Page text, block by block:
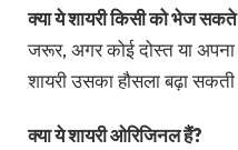
क्या ये शायरी किसी को भेज
जरूर, अगर कोई दोस्त या
शायरी उसका हौसला बढ़ा
क्या ये शायरी ओरिजिनल हैं?